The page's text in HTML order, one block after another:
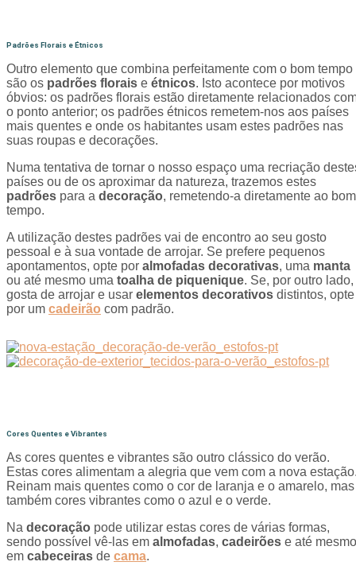
Padrões Florais e Étnicos
Outro elemento que combina perfeitamente com o bom tempo
são os padrões florais e étnicos. Isto acontece por motivos
óbvios: os padrões florais estão diretamente relacionados
o ponto anterior; os padrões étnicos remetem-nos aos países
mais quentes e onde os habitantes usam estes padrões nas
suas roupas e decorações.
Numa tentativa de tornar o nosso espaço uma recriação
países ou de os aproximar da natureza, trazemos estes
padrões para a decoração, remetendo-a diretamente ao bom
tempo.
A utilização destes padrões vai de encontro ao seu gosto
pessoal e à sua vontade de arrojar. Se prefere pequenos
apontamentos, opte por almofadas decorativas, uma manta
ou até mesmo uma toalha de piquenique. Se, por outro lado,
gosta de arrojar e usar elementos decorativos distintos, opte
por um cadeirão com padrão.
Cores Quentes e Vibrantes
As cores quentes e vibrantes são outro clássico do verão.
Estas cores alimentam a alegria que vem com a nova
Reinam mais quentes como o cor de laranja e o amarelo, mas
também cores vibrantes como o azul e o verde.
Na decoração pode utilizar estas cores de várias formas,
sendo possível vê-las em almofadas, cadeirões e até mesmo
em cabeceiras de cama.